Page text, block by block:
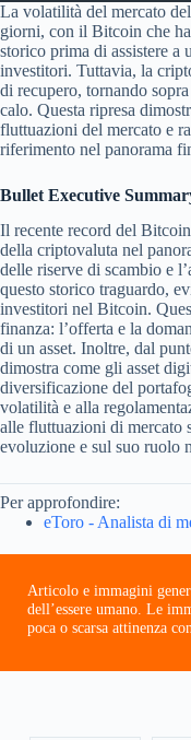
La volatilità del mercato
giorni, con il Bitcoin che
storico prima di assistere a
investitori. Tuttavia, la
di recupero, tornando
calo. Questa ripresa
fluttuazioni del mercato e
riferimento nel panorama
Bullet Executive
Il recente record del
della criptovaluta nel
delle riserve di scambio e
questo storico traguardo,
investitori nel Bitcoin.
finanza: l’offerta e la
di un asset. Inoltre, dal
dimostra come gli asset
diversificazione del
volatilità e alla
alle fluttuazioni di mercato
evoluzione e sul suo ruolo
Per approfondire:
eToro - Analista di
Articolo e immagini
dell’essere umano. Le
poca o scarsa attinenza